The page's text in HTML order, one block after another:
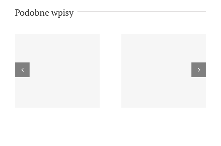
Podobne wpisy
Andrzej Niżewski,